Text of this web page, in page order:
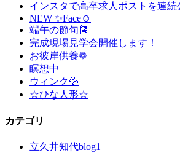
インスタで高卒求人ポストを連続
NEW ✨Face☺
端午の節句🎏
完成現場見学会開催します！
お彼岸供養❁
瞑想中
ウィンク💦
☆ひな人形☆
カテゴリ
立久井知代blog1